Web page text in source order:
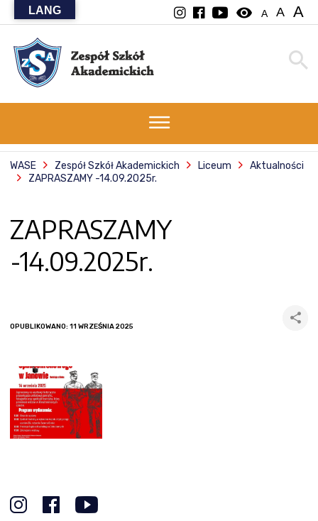
visibility A A A
WASE Zespół Szkół Akademickich Liceum
Aktualności
ZAPRASZAMY -14.09.2025r.
ZAPRASZAMY
-14.09.2025r.
OPUBLIKOWANO: 11 WRZEŚNIA 2025
LANG